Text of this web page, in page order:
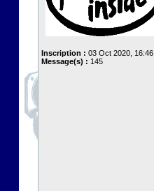
Inscription : 03 Oct 2020, 16:46
Message(s) : 145